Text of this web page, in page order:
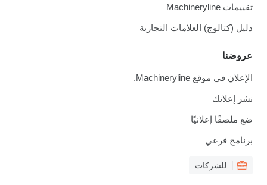
تقييمات Machineryline
دليل (كتالوج) العلامات التجارية
عروضنا
الإعلان في موقع Machineryline.
نشر إعلانك
ضع ملصقًا إعلانيًا
برنامج فرعي
للشركات